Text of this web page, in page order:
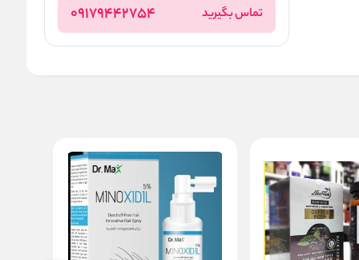
تماس بگیرید 09179442754